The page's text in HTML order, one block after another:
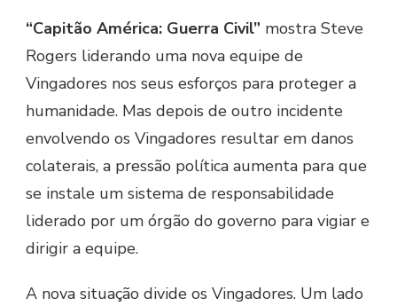
“Capitão América: Guerra Civil” mostra Steve
Rogers liderando uma nova equipe de
Vingadores nos seus esforços para proteger a
humanidade. Mas depois de outro incidente
envolvendo os Vingadores resultar em danos
colaterais, a pressão política aumenta para que
se instale um sistema de responsabilidade
liderado por um órgão do governo para vigiar e
dirigir a equipe.
A nova situação divide os Vingadores. Um lado